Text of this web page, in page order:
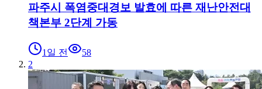
파주시 폭염중대경보 발효에 따른 재난안전대
책본부 2단계 가동
1일 전
58
2